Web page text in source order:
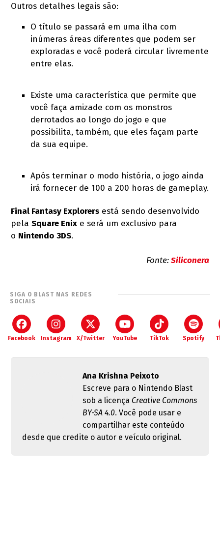
Outros detalhes legais são:
O título se passará em uma ilha com
inúmeras áreas diferentes que podem ser
exploradas e você poderá circular livremente
entre elas.
Existe uma característica que permite que
você faça amizade com os monstros
derrotados ao longo do jogo e que
possibilita, também, que eles façam parte
da sua equipe.
Após terminar o modo história, o jogo ainda
irá fornecer de 100 a 200 horas de gameplay.
Final Fantasy Explorers está sendo desenvolvido
pelaSquare Enix e será um exclusivo para
o Nintendo 3DS.
Fonte:Siliconera
SIGA O BLAST NAS REDES
SOCIAIS
Facebook Instagram X/Twitter YouTube TikTok Spotify
Ana Krishna Peixoto
Escreve para o Nintendo Blast
sob a licença Creative Commons
BY-SA 4.0. Você pode usar e
compartilhar este conteúdo
desde que credite o autor e veículo original.